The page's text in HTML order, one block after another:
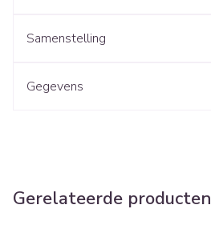
Samenstelling
Gegevens
Gerelateerde producten